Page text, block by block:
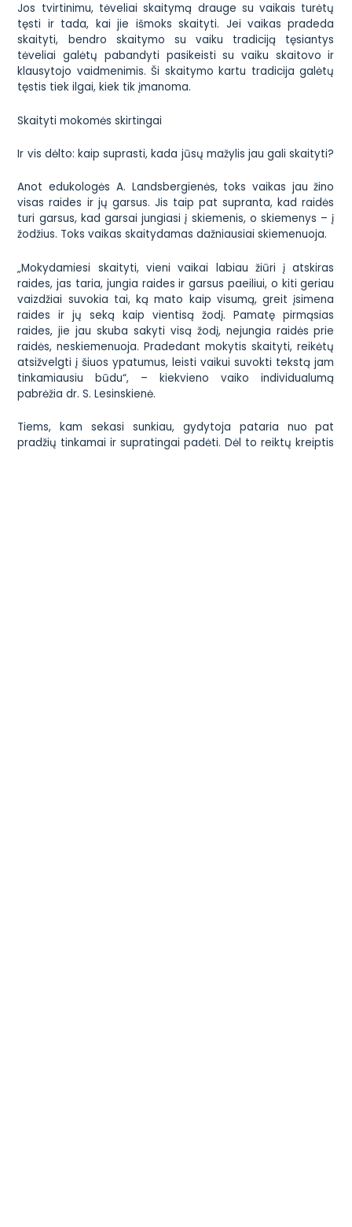
Jos tvirtinimu, tėveliai skaitymą drauge su vaikais turėtų
tęsti ir tada, kai jie išmoks skaityti. Jei vaikas pradeda
skaityti, bendro skaitymo su vaiku tradiciją tęsiantys
tėveliai galėtų pabandyti pasikeisti su vaiku skaitovo ir
klausytojo vaidmenimis. Ši skaitymo kartu tradicija galėtų
tęstis tiek ilgai, kiek tik įmanoma.
Skaityti mokomės skirtingai
Ir vis dėlto: kaip suprasti, kada jūsų mažylis jau gali skaityti?
Anot edukologės A. Landsbergienės, toks vaikas jau žino
visas raides ir jų garsus. Jis taip pat supranta, kad raidės
turi garsus, kad garsai jungiasi į skiemenis, o skiemenys – į
žodžius. Toks vaikas skaitydamas dažniausiai skiemenuoja.
„Mokydamiesi skaityti, vieni vaikai labiau žiūri į atskiras
raides, jas taria, jungia raides ir garsus paeiliui, o kiti geriau
vaizdžiai suvokia tai, ką mato kaip visumą, greit įsimena
raides ir jų seką kaip vientisą žodį. Pamatę pirmąsias
raides, jie jau skuba sakyti visą žodį, nejungia raidės prie
raidės, neskiemenuoja. Pradedant mokytis skaityti, reikėtų
atsižvelgti į šiuos ypatumus, leisti vaikui suvokti tekstą jam
tinkamiausiu būdu“, – kiekvieno vaiko individualumą
pabrėžia dr. S. Lesinskienė.
Tiems, kam sekasi sunkiau, gydytoja pataria nuo pat
pradžių tinkamai ir supratingai padėti. Dėl to reiktų kreiptis